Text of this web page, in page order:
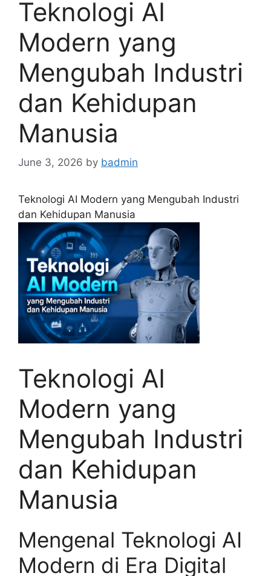
Teknologi AI
Modern yang
Mengubah Industri
dan Kehidupan
Manusia
June 3, 2026 by badmin
Teknologi AI Modern yang Mengubah Industri
dan Kehidupan Manusia
Teknologi AI
Modern yang
Mengubah Industri
dan Kehidupan
Manusia
Mengenal Teknologi AI
Modern di Era Digital